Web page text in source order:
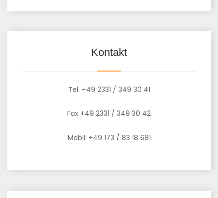
Kontakt
Tel. +49 2331 / 349 30 41
Fax +49 2331 / 349 30 42
Mobil. +49 173 / 83 18 681